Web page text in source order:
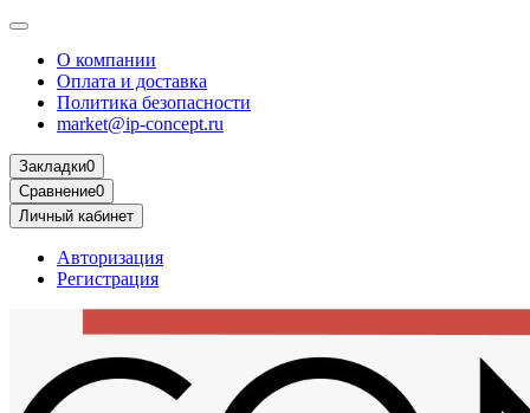
О компании
Оплата и доставка
Политика безопасности
market@ip-concept.ru
Закладки0
Сравнение0
Личный кабинет
Авторизация
Регистрация